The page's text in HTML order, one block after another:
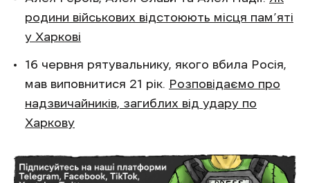
родини військових відстоюють місця пам’яті
у Харкові
16 червня рятувальнику, якого вбила Росія,
мав виповнитися 21 рік. Розповідаємо про
надзвичайників, загиблих від удару по
Харкову